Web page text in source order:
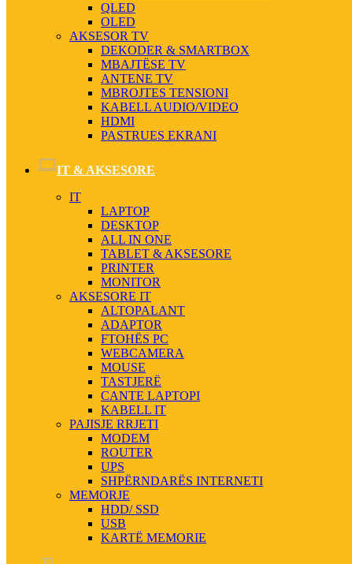
QLED
OLED
AKSESOR TV
DEKODER & SMARTBOX
MBAJTËSE TV
ANTENE TV
MBROJTES TENSIONI
KABELL AUDIO/VIDEO
HDMI
PASTRUES EKRANI
IT & AKSESORE
IT
LAPTOP
DESKTOP
ALL IN ONE
TABLET & AKSESORE
PRINTER
MONITOR
AKSESORE IT
ALTOPALANT
ADAPTOR
FTOHËS PC
WEBCAMERA
MOUSE
TASTJERË
CANTE LAPTOPI
KABELL IT
PAJISJE RRJETI
MODEM
ROUTER
UPS
SHPËRNDARËS INTERNETI
MEMORJE
HDD/ SSD
USB
KARTË MEMORIE